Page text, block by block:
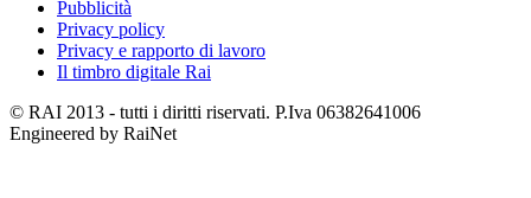
Pubblicità
Privacy policy
Privacy e rapporto di lavoro
Il timbro digitale Rai
© RAI 2013 - tutti i diritti riservati. P.Iva 06382641006
Engineered by RaiNet